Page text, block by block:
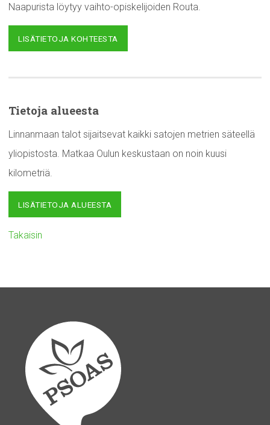
Naapurista löytyy vaihto-opiskelijoiden Routa.
LISÄTIETOJA KOHTEESTA
Tietoja alueesta
Linnanmaan talot sijaitsevat kaikki satojen metrien säteellä
yliopistosta. Matkaa Oulun keskustaan on noin kuusi
kilometriä.
LISÄTIETOJA ALUEESTA
Takaisin